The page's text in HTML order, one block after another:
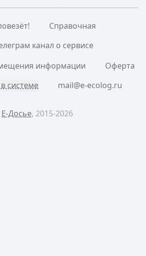
Справочная
канал о сервисе
информации
Оферта
системе mail@e-ecolog.ru
Е-Досье, 2015-2026